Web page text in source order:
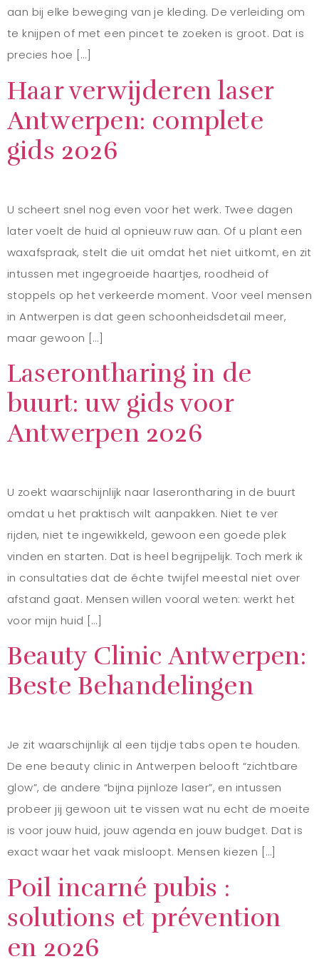
aan bij elke beweging van je kleding. De verleiding om
te knijpen of met een pincet te zoeken is groot. Dat is
precies hoe […]
Haar verwijderen laser
Antwerpen: complete
gids 2026
U scheert snel nog even voor het werk. Twee dagen
later voelt de huid al opnieuw ruw aan. Of u plant een
waxafspraak, stelt die uit omdat het niet uitkomt, en zit
intussen met ingegroeide haartjes, roodheid of
stoppels op het verkeerde moment. Voor veel mensen
in Antwerpen is dat geen schoonheidsdetail meer,
maar gewoon […]
Laserontharing in de
buurt: uw gids voor
Antwerpen 2026
U zoekt waarschijnlijk naar laserontharing in de buurt
omdat u het praktisch wilt aanpakken. Niet te ver
rijden, niet te ingewikkeld, gewoon een goede plek
vinden en starten. Dat is heel begrijpelijk. Toch merk ik
in consultaties dat de échte twijfel meestal niet over
afstand gaat. Mensen willen vooral weten: werkt het
voor mijn huid […]
Beauty Clinic Antwerpen:
Beste Behandelingen
Je zit waarschijnlijk al een tijdje tabs open te houden.
De ene beauty clinic in Antwerpen belooft “zichtbare
glow”, de andere “bijna pijnloze laser”, en intussen
probeer jij gewoon uit te vissen wat nu echt de moeite
is voor jouw huid, jouw agenda en jouw budget. Dat is
exact waar het vaak misloopt. Mensen kiezen […]
Poil incarné pubis :
solutions et prévention
en 2026